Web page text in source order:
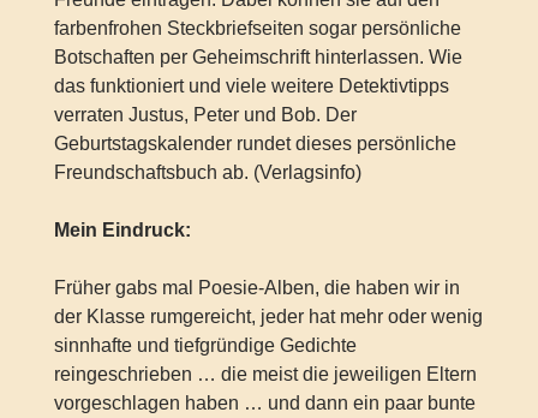
farbenfrohen Steckbriefseiten sogar persönliche
Botschaften per Geheimschrift hinterlassen. Wie
das funktioniert und viele weitere Detektivtipps
verraten Justus, Peter und Bob. Der
Geburtstagskalender rundet dieses persönliche
Freundschaftsbuch ab. (Verlagsinfo)
Mein Eindruck:
Früher gabs mal Poesie-Alben, die haben wir in
der Klasse rumgereicht, jeder hat mehr oder wenig
sinnhafte und tiefgründige Gedichte
reingeschrieben … die meist die jeweiligen Eltern
vorgeschlagen haben … und dann ein paar bunte